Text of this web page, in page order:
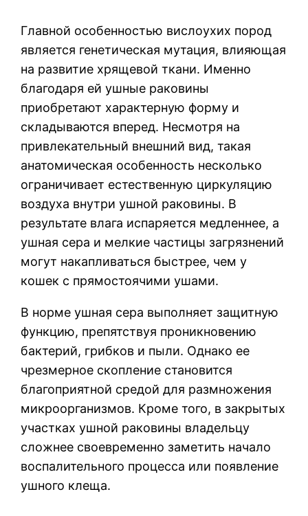
Главной особенностью вислоухих пород
является генетическая мутация, влияющая
на развитие хрящевой ткани. Именно
благодаря ей ушные раковины
приобретают характерную форму и
складываются вперед. Несмотря на
привлекательный внешний вид, такая
анатомическая особенность несколько
ограничивает естественную циркуляцию
воздуха внутри ушной раковины. В
результате влага испаряется медленнее, а
ушная сера и мелкие частицы загрязнений
могут накапливаться быстрее, чем у
кошек с прямостоячими ушами.
В норме ушная сера выполняет защитную
функцию, препятствуя проникновению
бактерий, грибков и пыли. Однако ее
чрезмерное скопление становится
благоприятной средой для размножения
микроорганизмов. Кроме того, в закрытых
участках ушной раковины владельцу
сложнее своевременно заметить начало
воспалительного процесса или появление
ушного клеща.